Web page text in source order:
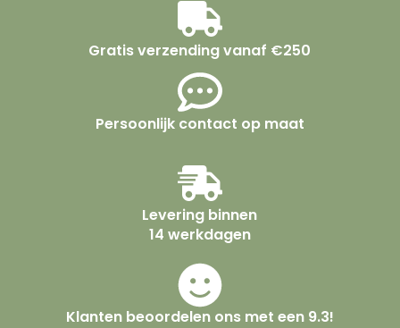
Gratis verzending vanaf €250
Persoonlijk contact op maat
Levering binnen
14 werkdagen
Klanten beoordelen ons met een 9.3!